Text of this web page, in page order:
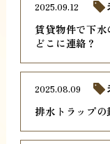
賃貸物件で下水
どこに連絡？
2025.09.12
排水トラップ
2025.08.09